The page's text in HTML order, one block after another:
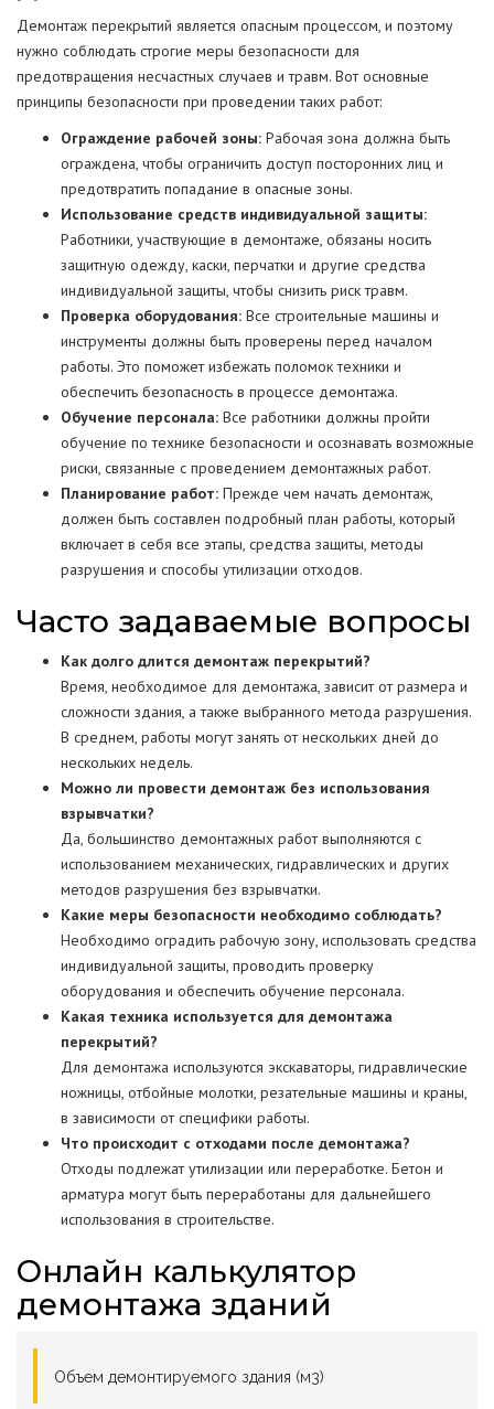
Демонтаж перекрытий является опасным процессом, и поэтому
нужно соблюдать строгие меры безопасности для
предотвращения несчастных случаев и травм. Вот основные
принципы безопасности при проведении таких работ:
Ограждение рабочей зоны: Рабочая зона должна быть
ограждена, чтобы ограничить доступ посторонних лиц и
предотвратить попадание в опасные зоны.
Использование средств индивидуальной защиты:
Работники, участвующие в демонтаже, обязаны носить
защитную одежду, каски, перчатки и другие средства
индивидуальной защиты, чтобы снизить риск травм.
Проверка оборудования: Все строительные машины и
инструменты должны быть проверены перед началом
работы. Это поможет избежать поломок техники и
обеспечить безопасность в процессе демонтажа.
Обучение персонала: Все работники должны пройти
обучение по технике безопасности и осознавать возможные
риски, связанные с проведением демонтажных работ.
Планирование работ: Прежде чем начать демонтаж,
должен быть составлен подробный план работы, который
включает в себя все этапы, средства защиты, методы
разрушения и способы утилизации отходов.
Часто задаваемые вопросы
Как долго длится демонтаж перекрытий?
Время, необходимое для демонтажа, зависит от размера и
сложности здания, а также выбранного метода разрушения.
В среднем, работы могут занять от нескольких дней до
нескольких недель.
Можно ли провести демонтаж без использования
взрывчатки?
Да, большинство демонтажных работ выполняются с
использованием механических, гидравлических и других
методов разрушения без взрывчатки.
Какие меры безопасности необходимо соблюдать?
Необходимо оградить рабочую зону, использовать средства
индивидуальной защиты, проводить проверку
оборудования и обеспечить обучение персонала.
Какая техника используется для демонтажа
перекрытий?
Для демонтажа используются экскаваторы, гидравлические
ножницы, отбойные молотки, резательные машины и краны,
в зависимости от специфики работы.
Что происходит с отходами после демонтажа?
Отходы подлежат утилизации или переработке. Бетон и
арматура могут быть переработаны для дальнейшего
использования в строительстве.
Онлайн калькулятор
демонтажа зданий
Объем демонтируемого здания (м3)